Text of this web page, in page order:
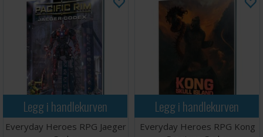
Legg i handlekurven
Everyday Heroes RPG Jaeger
Legg i handlekurven
Everyday Heroes RPG Kong